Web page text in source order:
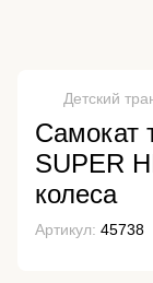
Детский
Самокат
SUPER
колеса
Артикул: 45738